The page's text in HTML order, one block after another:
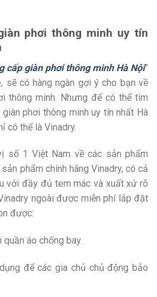
phơi thông minh uy tín
cấp giàn phơi thông minh Hà Nội”
sẽ có hàng ngàn gợi ý cho bạn về
thông minh. Nhưng để có thể tìm
phơi thông minh uy tín nhất Hà
có thể là Vinadry.
số 1 Việt Nam về các sản phẩm
phẩm chính hãng Vinadry, có cả
với đầy đủ tem mác và xuất xứ rõ
ngoài được miễn phí lắp đặt
được:
áo chống bay.
để các gia chủ chủ động bảo